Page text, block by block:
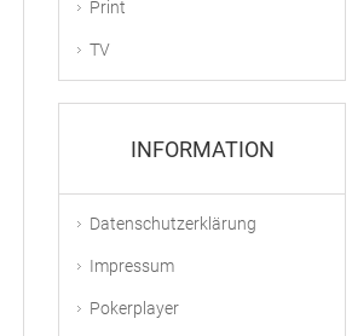
Print
TV
INFORMATION
Datenschutzerklärung
Impressum
Pokerplayer